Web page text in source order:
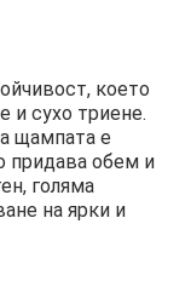
което
и сухо триене.
щампата е
придава обем и
голяма
на ярки и